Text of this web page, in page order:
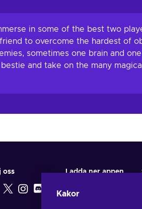
in some of the best two
to overcome the hardest of
sometimes one brain and
and take on the many
oss Ladda ner appen
Kakor